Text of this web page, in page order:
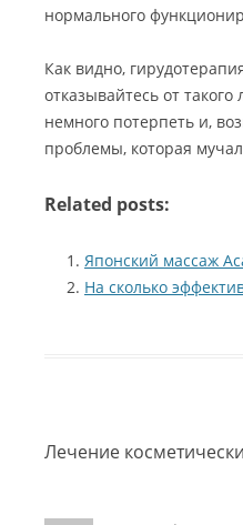
нормального
Как видно,
отказывайтесь от
немного потерпеть и,
проблемы, которая
Related posts:
Японский массаж
На сколько
Лечение